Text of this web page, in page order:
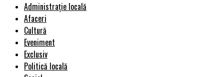
Administrație locală
Afaceri
Cultură
Eveniment
Exclusiv
Politică locală